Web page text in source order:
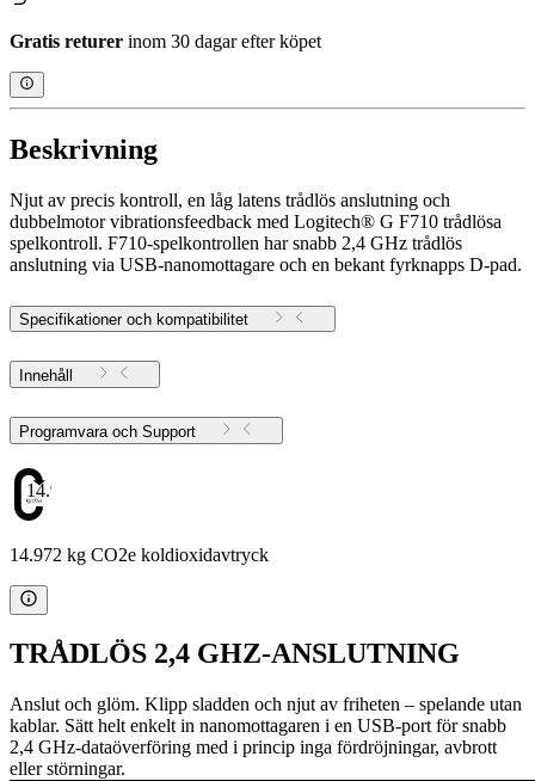
Gratis returer inom 30 dagar efter köpet
Beskrivning
Njut av precis kontroll, en låg latens trådlös anslutning och
dubbelmotor vibrationsfeedback med Logitech® G F710 trådlösa
spelkontroll. F710-spelkontrollen har snabb 2,4 GHz trådlös
anslutning via USB-nanomottagare och en bekant fyrknapps D-pad.
Specifikationer och kompatibilitet
Innehåll
Programvara och Support
14.972
14.972 kg CO2e koldioxidavtryck
TRÅDLÖS 2,4 GHZ-ANSLUTNING
Anslut och glöm. Klipp sladden och njut av friheten – spelande utan
kablar. Sätt helt enkelt in nanomottagaren i en USB-port för snabb
2,4 GHz-dataöverföring med i princip inga fördröjningar, avbrott
eller störningar.